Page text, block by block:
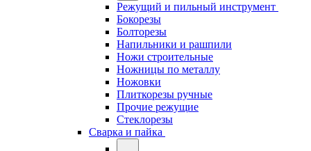
Режущий и пильный инструмент
Бокорезы
Болторезы
Напильники и рашпили
Ножи строительные
Ножницы по металлу
Ножовки
Плиткорезы ручные
Прочие режущие
Стеклорезы
Сварка и пайка